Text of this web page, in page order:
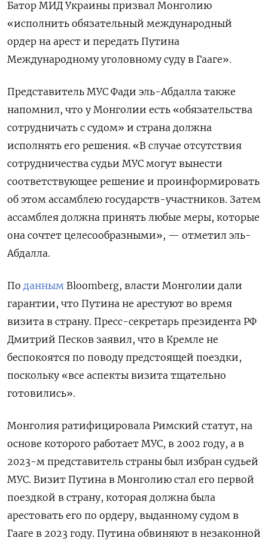
Батор МИД Украины призвал Монголию
«исполнить обязательный международный
ордер на арест и передать Путина
Международному уголовному суду в Гааге».
Представитель МУС Фади эль-Абдалла также
напомнил, что у Монголии есть «обязательства
сотрудничать с судом» и страна должна
исполнять его решения. «В случае отсутствия
сотрудничества судьи МУС могут вынести
соответствующее решение и проинформировать
об этом ассамблею государств-участников. Затем
ассамблея должна принять любые меры, которые
она сочтет целесообразными», — отметил эль-
Абдалла.
По данным Bloomberg, власти Монголии дали
гарантии, что Путина не арестуют во время
визита в страну. Пресс-секретарь президента РФ
Дмитрий Песков заявил, что в Кремле не
беспокоятся по поводу предстоящей поездки,
поскольку «все аспекты визита тщательно
готовились».
Монголия ратифицировала Римский статут, на
основе которого работает МУС, в 2002 году, а в
2023-м представитель страны был избран судьей
МУС. Визит Путина в Монголию стал его первой
поездкой в страну, которая должна была
арестовать его по ордеру, выданному судом в
Гааге в 2023 году. Путина обвиняют в незаконной